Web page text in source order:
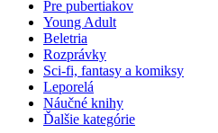
Pre pubertiakov
Young Adult
Beletria
Rozprávky
Sci-fi, fantasy a komiksy
Leporelá
Náučné knihy
Ďalšie kategórie